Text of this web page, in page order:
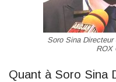
Soro Sina Directeur
ROX
Quant à Soro Sina